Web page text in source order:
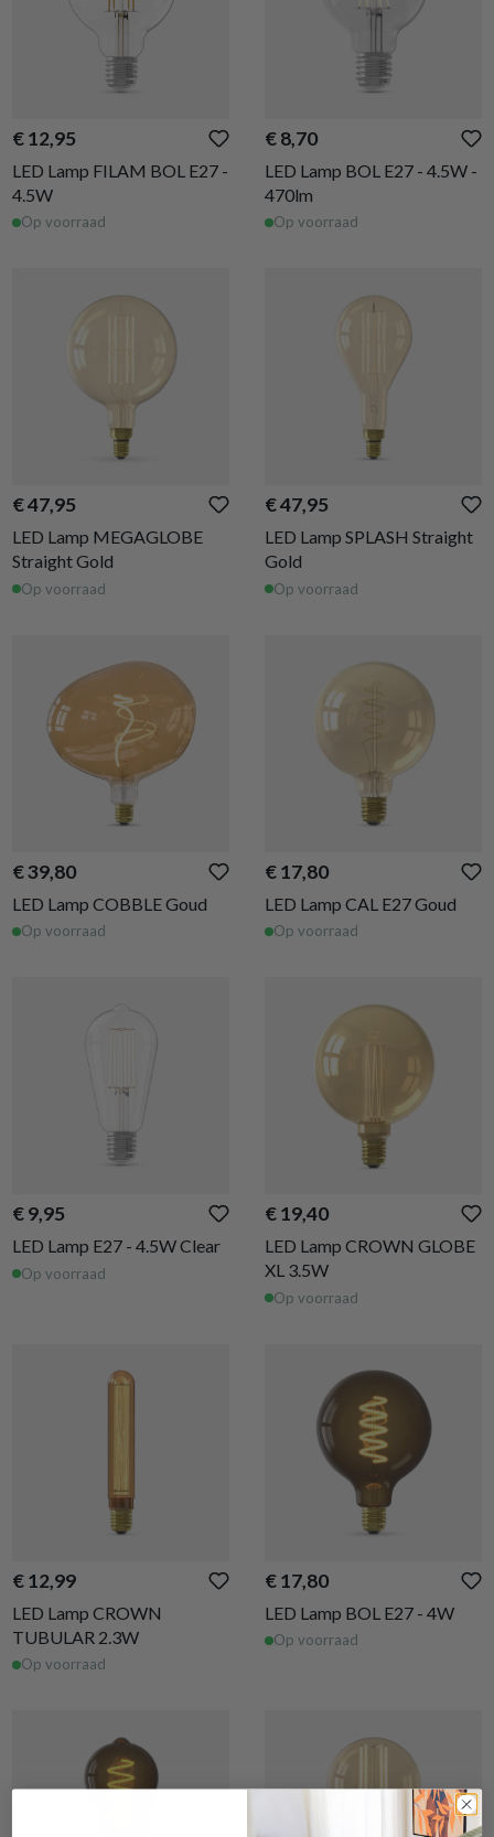
€ 12,95
LED Lamp FILAM BOL E27 -
4.5W
Op voorraad
€ 8,70
LED Lamp BOL E27 - 4.5W -
470lm
Op voorraad
€ 47,95
LED Lamp MEGAGLOBE
Straight Gold
Op voorraad
€ 47,95
LED Lamp SPLASH Straight
Gold
Op voorraad
€ 39,80
LED Lamp COBBLE Goud
Op voorraad
€ 17,80
LED Lamp CAL E27 Goud
Op voorraad
€ 9,95
LED Lamp E27 - 4.5W Clear
Op voorraad
€ 19,40
LED Lamp CROWN GLOBE
XL 3.5W
Op voorraad
€ 12,99
LED Lamp CROWN
TUBULAR 2.3W
Op voorraad
€ 17,80
LED Lamp BOL E27 - 4W
Op voorraad